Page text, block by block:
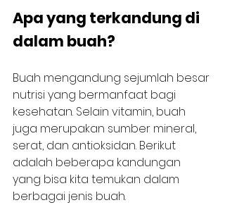
Apa yang terkandung di
dalam buah?
Buah mengandung sejumlah besar
nutrisi yang bermanfaat bagi
kesehatan. Selain vitamin, buah
juga merupakan sumber mineral,
serat, dan antioksidan. Berikut
adalah beberapa kandungan
yang bisa kita temukan dalam
berbagai jenis buah.